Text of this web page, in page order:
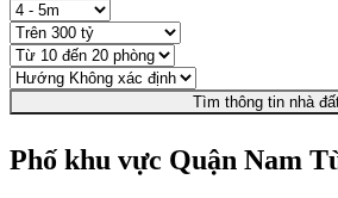
Tìm thông tin nhà
Phố khu vực Quận Nam